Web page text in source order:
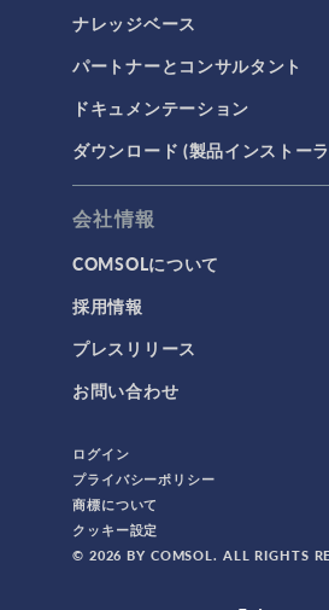
3Dプリンティング
AC/DC モジュール
AC/DCモジュール
CAD インポートモジュール
IoT
MEMS モジュール
MEMSモジュール
RF モジュール
カンファレンス
コンファレンス
シリコンフォトニクス
ナレッジベース
パートナーとコンサルタント
ドキュメンテーション
ダウンロード (製品インストー
会社情報
COMSOLについて
採用情報
プレスリリース
お問い合わせ
ログイン
プライバシーポリシー
商標について
クッキー設定
© 2026 BY COMSOL. ALL RIGHTS